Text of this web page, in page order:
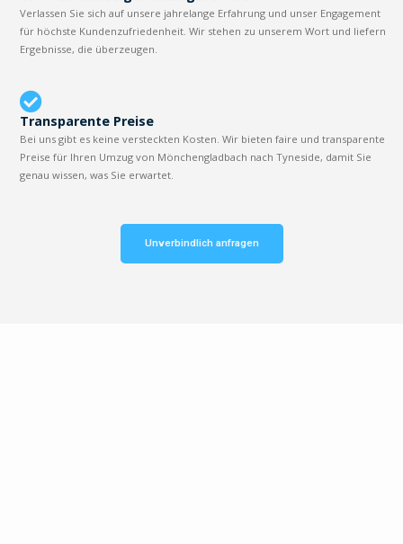
Verlassen Sie sich auf unsere jahrelange Erfahrung und unser Engagement
für höchste Kundenzufriedenheit. Wir stehen zu unserem Wort und liefern
Ergebnisse, die überzeugen.
Transparente Preise
Bei uns gibt es keine versteckten Kosten. Wir bieten faire und transparente
Preise für Ihren Umzug von Mönchengladbach nach Tyneside, damit Sie
genau wissen, was Sie erwartet.
Unverbindlich anfragen